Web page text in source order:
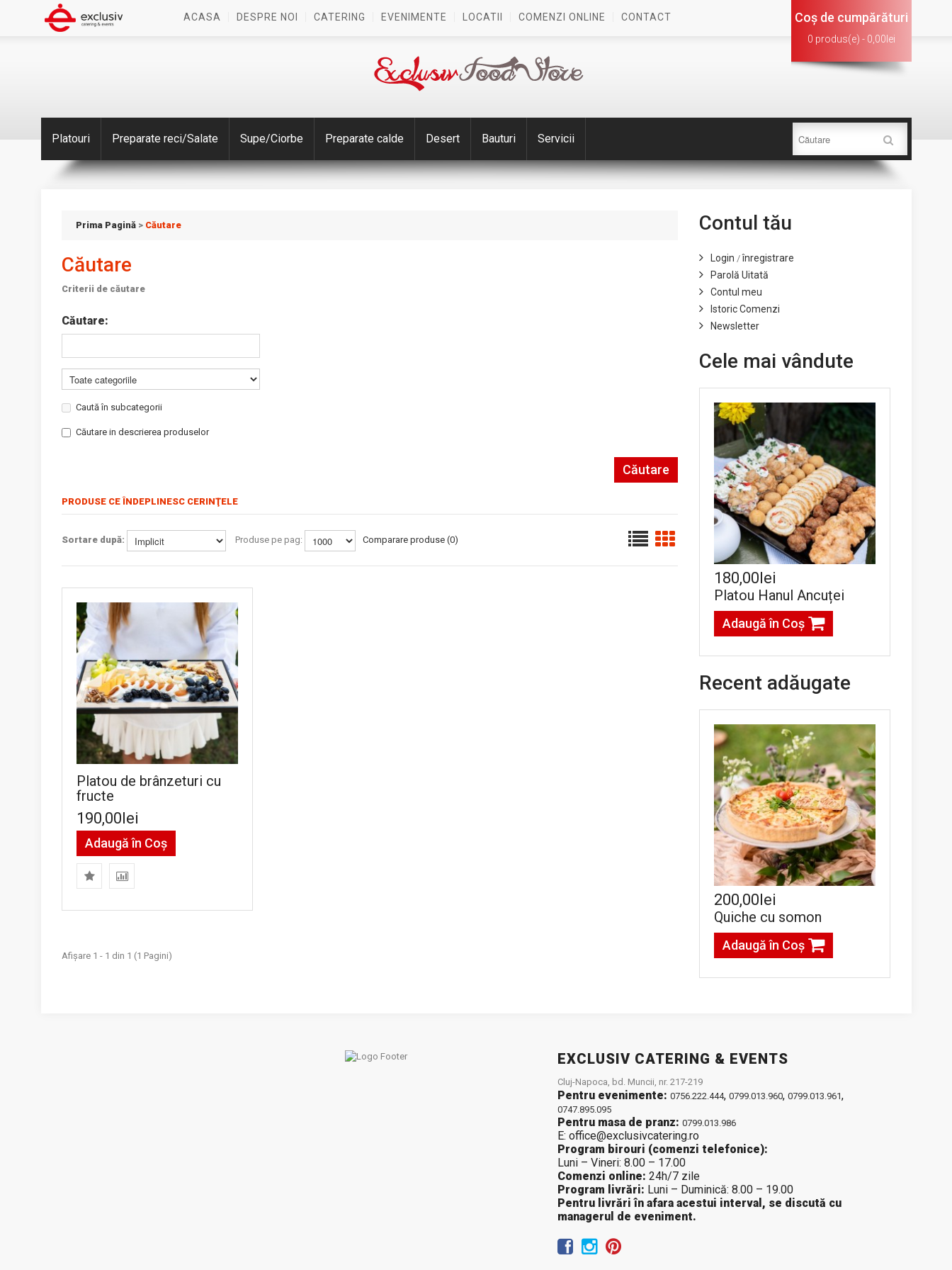
Coş de cumpărături
0 produs(e) - 0,00lei
ACASA DESPRE NOI CATERING EVENIMENTE LOCATII COMENZI ONLINE CONTACT
Platouri Preparate reci/Salate Supe/Ciorbe Preparate calde Desert Bauturi Servicii
Prima Pagină > Căutare
Căutare
Criterii de căutare
Căutare:
Caută în subcategorii
Căutare in descrierea produselor
Căutare
PRODUSE CE ÎNDEPLINESC CERINŢELE
Sortare după: Produse pe pag: Comparare produse (0)
Platou de brânzeturi cu
fructe
190,00lei
Adaugă în Coş
Afişare 1 - 1 din 1 (1 Pagini)
Contul tău
Login /înregistrare
Parolă Uitată
Contul meu
Istoric Comenzi
Newsletter
Cele mai vândute
180,00lei
Platou Hanul Ancuței
Adaugă în Coş
Recent adăugate
200,00lei
Quiche cu somon
Adaugă în Coş
EXCLUSIV CATERING & EVENTS
Cluj-Napoca, bd. Muncii, nr. 217-219
Pentru evenimente: 0756.222.444, 0799.013.960, 0799.013.961,
0747.895.095
Pentru masa de pranz: 0799.013.986
E: office@exclusivcatering.ro
Program birouri (comenzi telefonice):
Luni – Vineri: 8.00 – 17.00
Comenzi online: 24h/7 zile
Program livrări: Luni – Duminică: 8.00 – 19.00
Pentru livrări în afara acestui interval, se discută cu
managerul de eveniment.